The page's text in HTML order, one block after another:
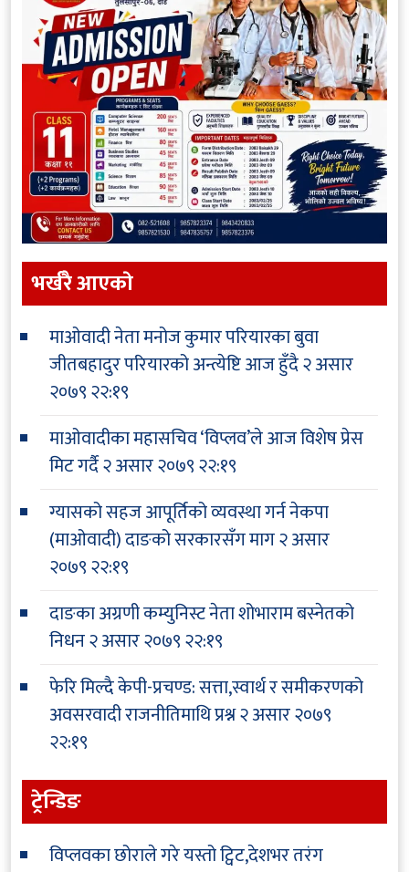
भर्खरै आएकाे
माओवादी नेता मनोज कुमार परियारका बुवा
जीतबहादुर परियारको अन्त्येष्टि आज हुँदै२ असार
२०७९ २२:१९
माओवादीका महासचिव ‘विप्लव’ले आज विशेष प्रेस
मिट गर्दै२ असार २०७९ २२:१९
ग्यासको सहज आपूर्तिको व्यवस्था गर्न नेकपा
(माओवादी) दाङको सरकारसँग माग२ असार
२०७९ २२:१९
दाङका अग्रणी कम्युनिस्ट नेता शोभाराम बस्नेतको
निधन२ असार २०७९ २२:१९
फेरि मिल्दै केपी-प्रचण्ड: सत्ता,स्वार्थ र समीकरणको
अवसरवादी राजनीतिमाथि प्रश्न२ असार २०७९
२२:१९
ट्रेन्डिङ
विप्लवका छोराले गरे यस्तो ट्विट,देशभर तरंग